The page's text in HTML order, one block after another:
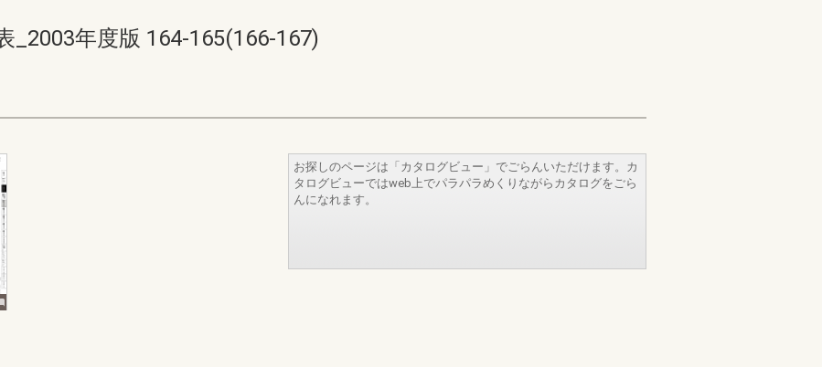
_2003年度版 164-165(166-167)
お探しのページは「カタログビュー」でごらんいただけます。カ
タログビューではweb上でパラパラめくりながらカタログをごら
んになれます。